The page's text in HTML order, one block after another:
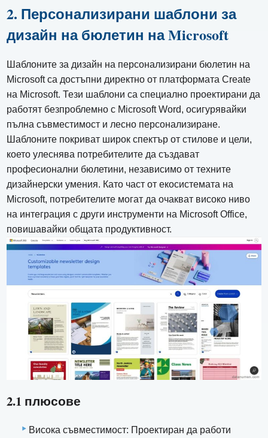
2. Персонализирани шаблони за
дизайн на бюлетин на Microsoft
Шаблоните за дизайн на персонализирани бюлетин на
Microsoft са достъпни директно от платформата Create
на Microsoft. Тези шаблони са специално проектирани да
работят безпроблемно с Microsoft Word, осигурявайки
пълна съвместимост и лесно персонализиране.
Шаблоните покриват широк спектър от стилове и цели,
което улеснява потребителите да създават
професионални бюлетини, независимо от техните
дизайнерски умения. Като част от екосистемата на
Microsoft, потребителите могат да очакват високо ниво
на интеграция с други инструменти на Microsoft Office,
повишавайки общата продуктивност.
2.1 плюсове
Висока съвместимост: Проектиран да работи